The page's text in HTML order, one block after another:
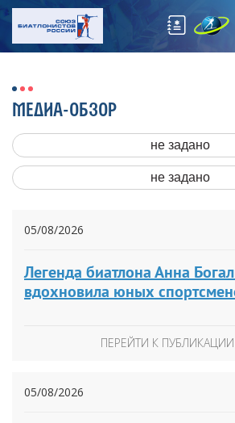
МЕДИА-ОБЗОР
не задано
не задано
05/08/2026
Легенда биатлона Анна
вдохновила юных
ПЕРЕЙТИ К ПУБЛИКАЦИИ
05/08/2026